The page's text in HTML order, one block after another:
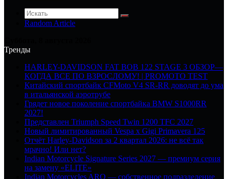
Random Article
Тренды
HARLEY-DAVIDSON FAT BOB 122 STAGE 3 ОБЗОР—
КОГДА ВСЕ ПО ВЗРОСЛОМУ! | PROMOTO TEST
Китайский спортбайк CFMoto V4 SR-RR доводят до ума
в итальянской аэротрубе
Грядет новое поколение спортбайка BMW S1000RR
2027!
Представлен Triumph Speed Twin 1200 TFC 2027
Новый лимитированный Vespa x Gigi Primavera 125
Отчёт Harley-Davidson за 2 квартал 2026: не всё так
мрачно! Или нет?
Indian Motorcycle Signature Series 2027 — премиум серия
на замену «ELITE»
Indian Motorcycles ARO — собственное подразделение